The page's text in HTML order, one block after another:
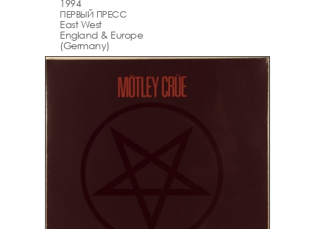
1994
ПЕРВЫЙ ПРЕСС
East West
England & Europe
(Germany)